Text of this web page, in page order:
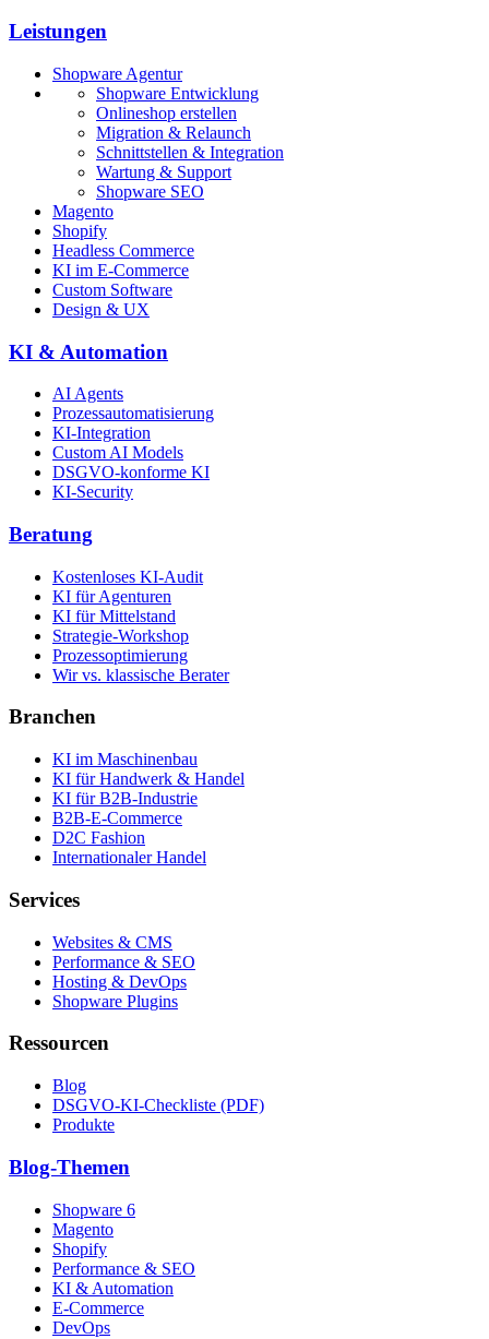
Leistungen
Shopware Agentur
Shopware Entwicklung
Onlineshop erstellen
Migration & Relaunch
Schnittstellen & Integration
Wartung & Support
Shopware SEO
Magento
Shopify
Headless Commerce
KI im E-Commerce
Custom Software
Design & UX
KI & Automation
AI Agents
Prozessautomatisierung
KI-Integration
Custom AI Models
DSGVO-konforme KI
KI-Security
Beratung
Kostenloses KI-Audit
KI für Agenturen
KI für Mittelstand
Strategie-Workshop
Prozessoptimierung
Wir vs. klassische Berater
Branchen
KI im Maschinenbau
KI für Handwerk & Handel
KI für B2B-Industrie
B2B-E-Commerce
D2C Fashion
Internationaler Handel
Services
Websites & CMS
Performance & SEO
Hosting & DevOps
Shopware Plugins
Ressourcen
Blog
DSGVO-KI-Checkliste (PDF)
Produkte
Blog-Themen
Shopware 6
Magento
Shopify
Performance & SEO
KI & Automation
E-Commerce
DevOps